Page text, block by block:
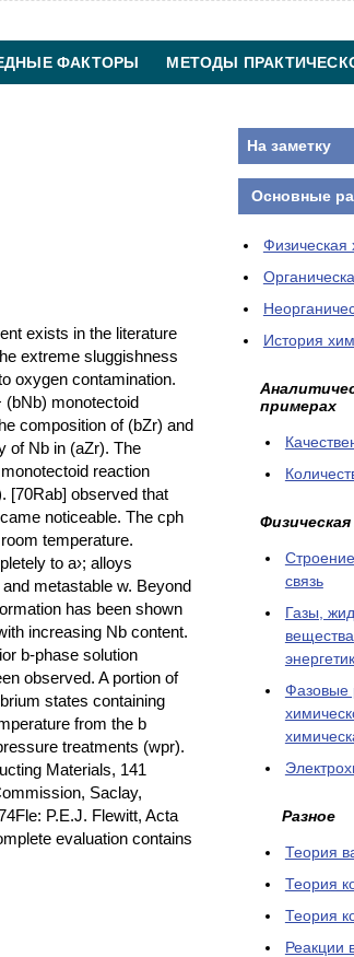
ФАКТОРЫ МЕТОДЫ
exists in the literature
extreme sluggishness
oxygen contamination.
(bNb) monotectoid
composition of (bZr) and
of Nb in (aZr). The
reaction
[70Rab] observed that
noticeable. The cph
temperature.
to a›; alloys
metastable w. Beyond
has been shown
increasing Nb content.
b-phase solution
observed. A portion of
states containing
from the b
treatments (wpr).
Materials, 141
Saclay,
P.E.J. Flewitt, Acta
evaluation contains
На заметку
Основные
Физическая
История
примерах
связь
Газы,
Фазовые
Разное
Теория
Теория
Теория
Реакции